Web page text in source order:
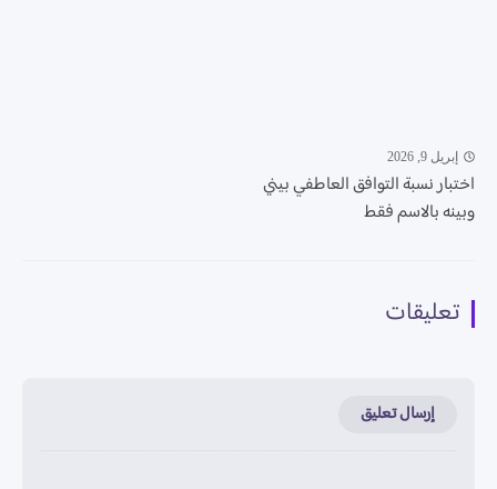
إبريل 9, 2026
اختبار نسبة التوافق العاطفي بيني
وبينه بالاسم فقط
تعليقات
إرسال تعليق